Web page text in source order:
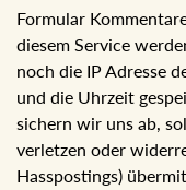
Nutzer dürfen auf
Formular
diesem Service
noch die IP Adresse
und die Uhrzeit
sichern wir uns ab,
verletzen oder